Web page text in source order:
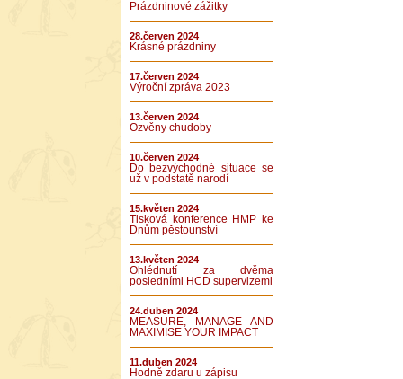
Prázdninové zážitky
28.červen 2024
Krásné prázdniny
17.červen 2024
Výroční zpráva 2023
13.červen 2024
Ozvěny chudoby
10.červen 2024
Do bezvýchodné situace se
už v podstatě narodí
15.květen 2024
Tisková konference HMP ke
Dnům pěstounství
13.květen 2024
Ohlédnutí za dvěma
posledními HCD supervizemi
24.duben 2024
MEASURE, MANAGE AND
MAXIMISE YOUR IMPACT
11.duben 2024
Hodně zdaru u zápisu